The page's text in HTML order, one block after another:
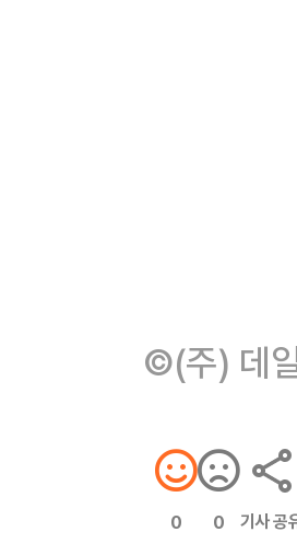
©(주) 데
0 0 기사 공